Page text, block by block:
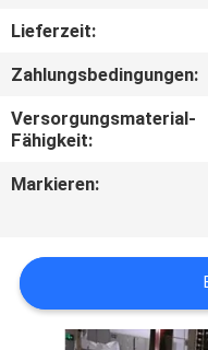
MIT
UNS
NEUIGKEITEN
EIN
ANGEBOT
Lieferzeit:
Zahlungsbedingungen:
Versorgungsmaterial-
Fähigkeit:
Markieren: